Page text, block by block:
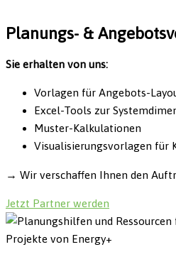
Planungs- &
Sie erhalten von uns:
Vorlagen für Angebots-
Excel-Tools zur
Muster-Kalkulationen
Visualisierungsvorlagen für
→ Wir verschaffen Ihnen den
Jetzt Partner werden